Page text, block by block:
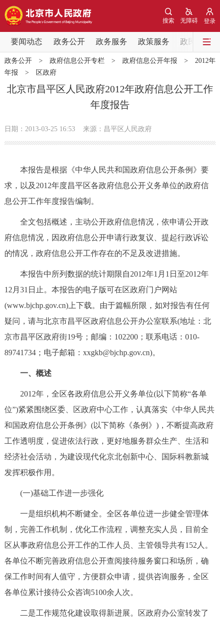
登录
无障碍
搜索
要闻动态 政务公开 政务服务 政策服务 政民互动
要闻动态
党中央精神 国务院信息 中央部委动态
北京要闻 会议信息 部门动态
市领导 机构职能 政策服务
政策兑现
决策公开 专题公开
政务服务
便民服务 利企服务 投资项目
中介服务 阳光政务
12345网上接诉即办 我要咨询 我要建议
参与调查 在线访谈 图说互动
走进北京
北京概况
绿色北京 图说北京
多语种
ENGLISH 한국어 日本語
DEUTSCH FRANÇAIS РУССКИЙ ЯЗЫК
العربية
政务公开> 政府信息公开专栏> 政府信息公开年报 > 2012年
年报 > 区政府
北京市昌平区人民政府2012年政府信息公开工作
年度报告
日期：2013-03-25 16:53 来源：昌平区人民政府
本报告是根据《中华人民共和国政府信息公开条例》要
求，以及2012年度昌平区各政府信息公开义务单位的政府信
息公开工作年度报告编制。
全文包括概述，主动公开政府信息情况，依申请公开政
府信息情况，因政府信息公开申请行政复议、提起行政诉讼
的情况，政府信息公开工作存在的不足及改进措施。
本报告中所列数据的统计期限自2012年1月1日至2012年
12月31日止。本报告的电子版可在区政府门户网站
(www.bjchp.gov.cn)上下载。由于篇幅所限，如对报告有任何
疑问，请与北京市昌平区政府信息公开办公室联系(地址：北
京市昌平区政府街19号；邮编：102200；联系电话：010-
89741734；电子邮箱：xxgkb@bjchp.gov.cn)。
一、概述
2012年，全区各政府信息公开义务单位(以下简称“各单
位”)紧紧围绕区委、区政府中心工作，认真落实《中华人民共
和国政府信息公开条例》(以下简称《条例》)，不断提高政府
工作透明度，促进依法行政，更好地服务群众生产、生活和
经济社会活动，为建设现代化京北创新中心、国际科教新城
发挥积极作用。
(一)基础工作进一步强化
一是组织机构不断健全。全区各单位进一步健全管理体
制，完善工作机制，优化工作流程，调整充实人员，目前全
区从事政府信息公开工作的工作人员、主管领导共有152人。
各单位不断完善政府信息公开查阅接待服务窗口和场所，确
保工作时间有人值守，方便群众申请，提供咨询服务，全区
各单位累计接待公众咨询5100余人次。
二是工作规范化建设取得新进展。区政府办公室转发了